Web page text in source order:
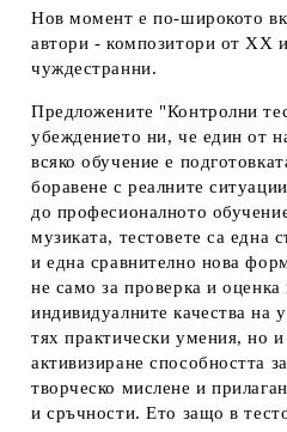
Нов момент е по-широкото
автори - композитори от XX
чуждестранни.
Предложените "Контролни
убеждението ни, че един от
всяко обучение е
боравене с реалните
до професионалното
музиката, тестовете са една
и една сравнително нова
не само за проверка и оценка
индивидуалните качества на
тях практически умения, но
активизиране способността
творческо мислене и
и сръчности. Ето защо в